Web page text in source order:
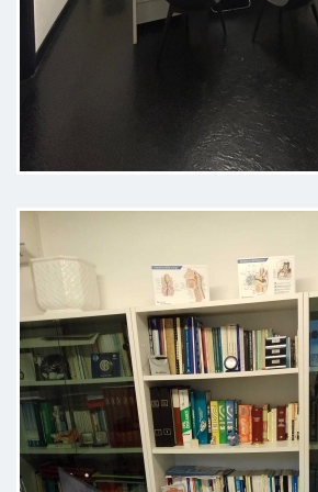
Sono stato questa
studio del dottore.
Consiglio vivamente.
Paziente